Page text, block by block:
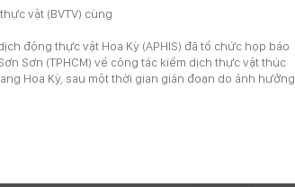
vật (BVTV) cùng
động thực vật Hoa Kỳ (APHIS) đã tổ chức họp báo
Sơn (TPHCM) về công tác kiểm dịch thực vật thúc
Hoa Kỳ, sau một thời gian gián đoạn do ảnh hưởng